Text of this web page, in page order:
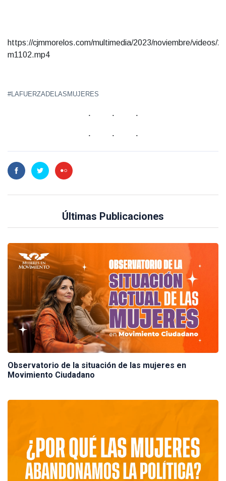
https://cjmmorelos.com/multimedia/2023/noviembre/videos/
m1102.mp4
#LAFUERZADELASMUJERES
Últimas Publicaciones
Observatorio de la situación de las mujeres en
Movimiento Ciudadano